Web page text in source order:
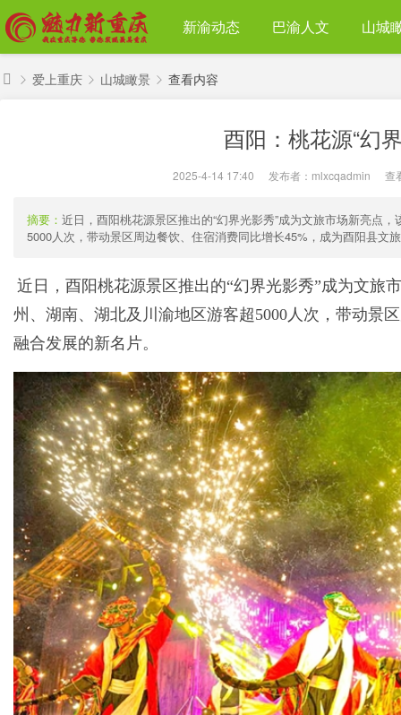
新渝动态 巴渝人文 山城
爱上重庆 山城瞰景 查看内容
酉阳：桃花源“幻
2025-4-14 17:40 发布者： mlxcqadmin 查
摘要： 近日，酉阳桃花源景区推出的“幻界光影秀”成为文旅市场新亮点
5000人次，带动景区周边餐饮、住宿消费同比增长45%，成为酉阳县文
近日，酉阳桃花源景区推出的“幻界光影秀”成为文旅
州、湖南、湖北及川渝地区游客超5000人次，带动景
融合发展的新名片。